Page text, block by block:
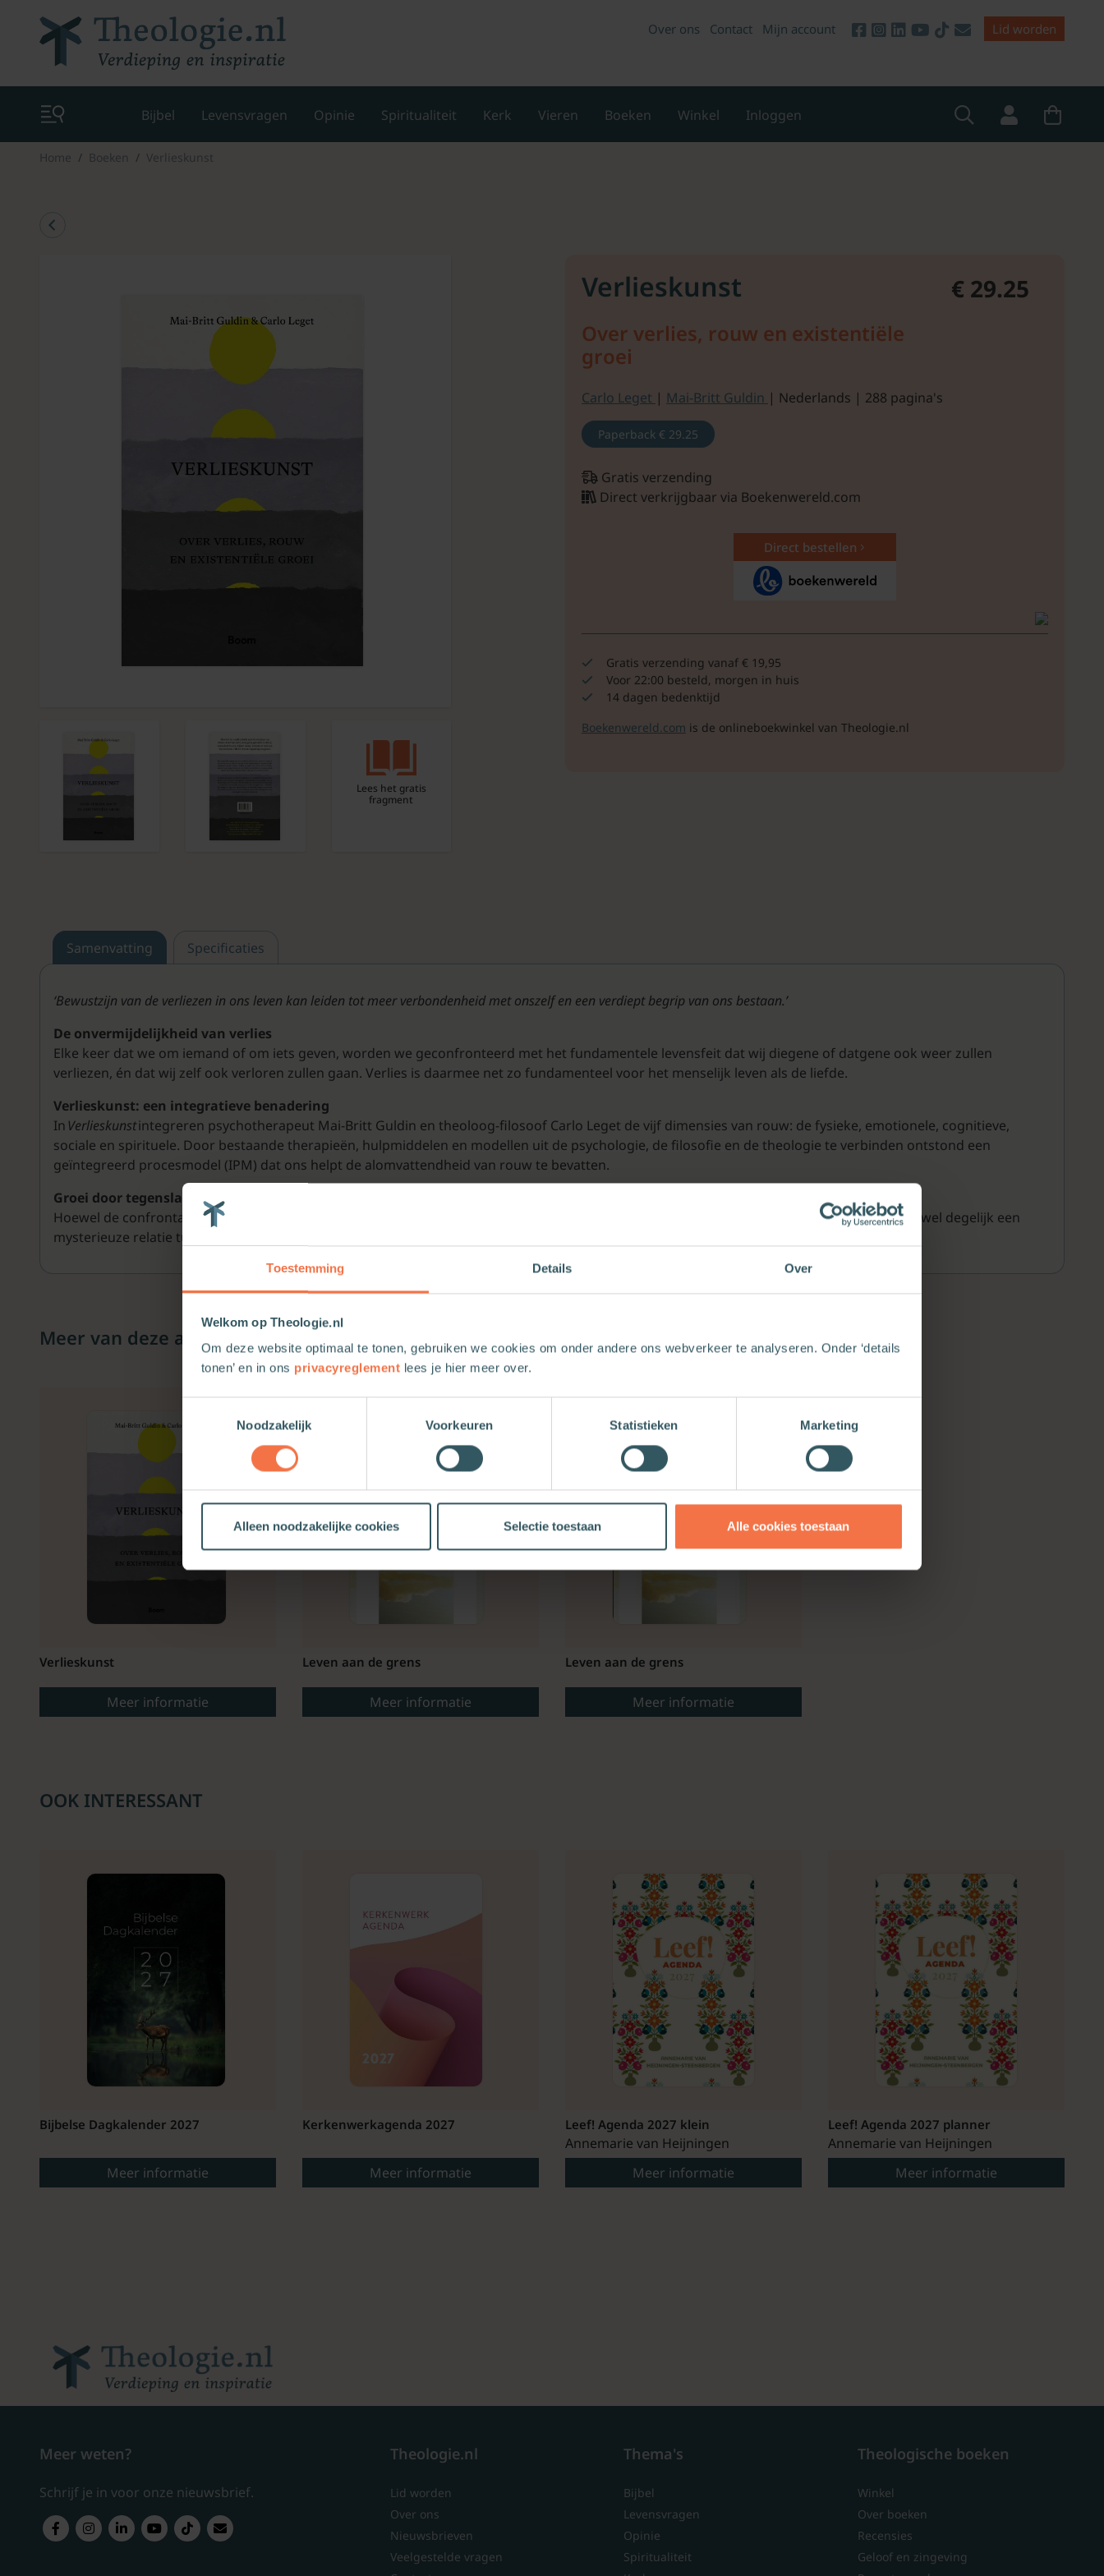
Toestemming Details Over
Welkom op Theologie.nl
Om deze website optimaal te tonen, gebruiken we cookies om onder andere ons webverkeer te analyseren. Onder ‘details
tonen’ en in ons privacyreglement lees je hier meer over.
Noodzakelijk
Voorkeuren Statistieken Marketing
Alleen noodzakelijke cookies Selectie toestaan Alle cookies toestaan
Over ons Contact Mijn account Lid worden
Bijbel Levensvragen Opinie Spiritualiteit Kerk Vieren Boeken Winkel Inloggen
Home Boeken Verlieskunst
Lees het gratis
fragment
Verlieskunst
Over verlies, rouw en existentiële
groei
€ 29.25
Carlo Leget | Mai-Britt Guldin | Nederlands | 288 pagina's
Paperback € 29.25
Gratis verzending
Direct verkrijgbaar via Boekenwereld.com
Direct bestellen
Gratis verzending vanaf € 19,95
Voor 22:00 besteld, morgen in huis
14 dagen bedenktijd
Boekenwereld.com is de onlineboekwinkel van Theologie.nl
Samenvatting Specificaties
‘Bewustzijn van de verliezen in ons leven kan leiden tot meer verbondenheid met onszelf en een verdiept begrip van ons bestaan.’
De onvermijdelijkheid van verlies
Elke keer dat we om iemand of om iets geven, worden we geconfronteerd met het fundamentele levensfeit dat wij diegene of datgene ook weer zullen
verliezen, én dat wij zelf ook verloren zullen gaan. Verlies is daarmee net zo fundamenteel voor het menselijk leven als de liefde.
Verlieskunst: een integratieve benadering
In Verlieskunstintegreren psychotherapeut Mai-Britt Guldin en theoloog-filosoof Carlo Leget de vijf dimensies van rouw: de fysieke, emotionele, cognitieve,
sociale en spirituele. Door bestaande therapieën, hulpmiddelen en modellen uit de psychologie, de filosofie en de theologie te verbinden ontstond een
geïntegreerd procesmodel (IPM) dat ons helpt de alomvattendheid van rouw te bevatten.
Groei door tegenslag
Hoewel de confrontatie met de donkere en zware kant van het leven nooit een garantie is dat we veranderen in wijzere mensen, bestaat er wel degelijk een
mysterieuze relatie tussen tegenslag en existentiële groei. De groei waarmee wij onszelf en anderen kunnen helpen.
Meer van deze auteur
Verlieskunst
Meer informatie
Leven aan de grens
Meer informatie
Leven aan de grens
Meer informatie
OOK INTERESSANT
Bijbelse Dagkalender 2027
Meer informatie
Kerkenwerkagenda 2027
Meer informatie
Leef! Agenda 2027 klein
Annemarie van Heijningen
Meer informatie
Leef! Agenda 2027 planner
Annemarie van Heijningen
Meer informatie
Meer weten?
Schrijf je in voor onze nieuwsbrief.
Theologie.nl
Lid worden
Over ons
Nieuwsbrieven
Veelgestelde vragen
Thema's
Bijbel
Levensvragen
Opinie
Spiritualiteit
Theologische boeken
Winkel
Over boeken
Recensies
Geloof en zingeving